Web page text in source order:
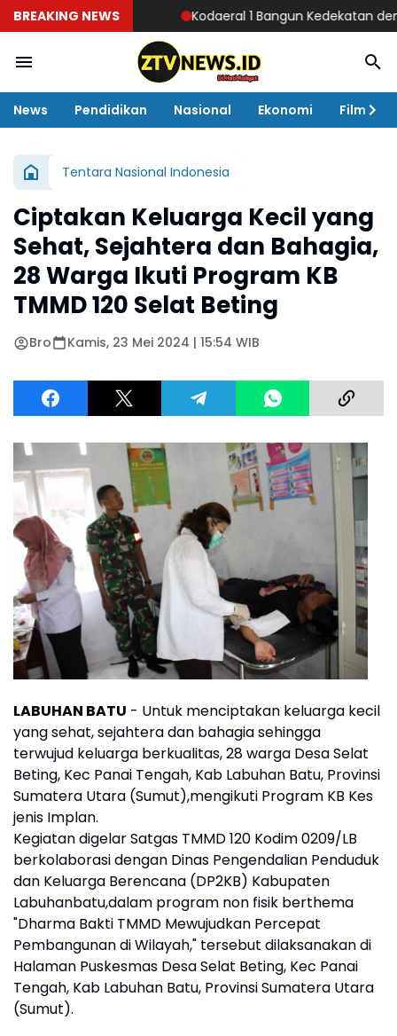
BREAKING NEWS Kodaeral 1 Bangun Kedekatan dengan
News Pendidikan Nasional Ekonomi Film
Tentara Nasional Indonesia
Ciptakan Keluarga Kecil yang
Sehat, Sejahtera dan Bahagia,
28 Warga Ikuti Program KB
TMMD 120 Selat Beting
Bro Kamis, 23 Mei 2024 | 15:54 WIB
LABUHAN BATU - Untuk menciptakan keluarga kecil
yang sehat, sejahtera dan bahagia sehingga
terwujud keluarga berkualitas, 28 warga Desa Selat
Beting, Kec Panai Tengah, Kab Labuhan Batu, Provinsi
Sumatera Utara (Sumut),mengikuti Program KB Kes
jenis Implan.
Kegiatan digelar Satgas TMMD 120 Kodim 0209/LB
berkolaborasi dengan Dinas Pengendalian Penduduk
dan Keluarga Berencana (DP2KB) Kabupaten
Labuhanbatu,dalam program non fisik berthema
"Dharma Bakti TMMD Mewujudkan Percepat
Pembangunan di Wilayah," tersebut dilaksanakan di
Halaman Puskesmas Desa Selat Beting, Kec Panai
Tengah, Kab Labuhan Batu, Provinsi Sumatera Utara
(Sumut).